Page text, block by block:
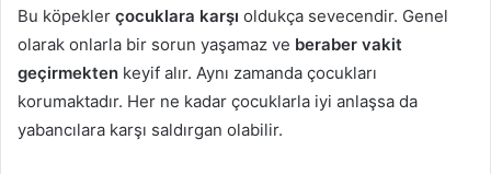
Bu köpekler çocuklara karşı oldukça sevecendir. Genel
olarak onlarla bir sorun yaşamaz ve beraber vakit
geçirmekten keyif alır. Aynı zamanda çocukları
korumaktadır. Her ne kadar çocuklarla iyi anlaşsa da
yabancılara karşı saldırgan olabilir.